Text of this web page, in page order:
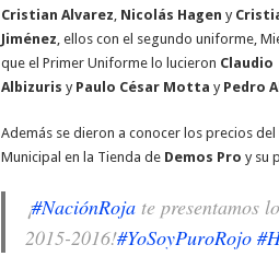
Cristian Alvarez, Nicolás Hagen y
Jiménez, ellos con el segundo uniforme,
que el Primer Uniforme lo lucieron Claudio
Albizuris y Paulo César Motta y Pedro
Además se dieron a conocer los precios
Municipal en la Tienda de Demos Pro y su
¡#NaciónRojate presentamos
2015-2016!#YoSoyPuroRojo